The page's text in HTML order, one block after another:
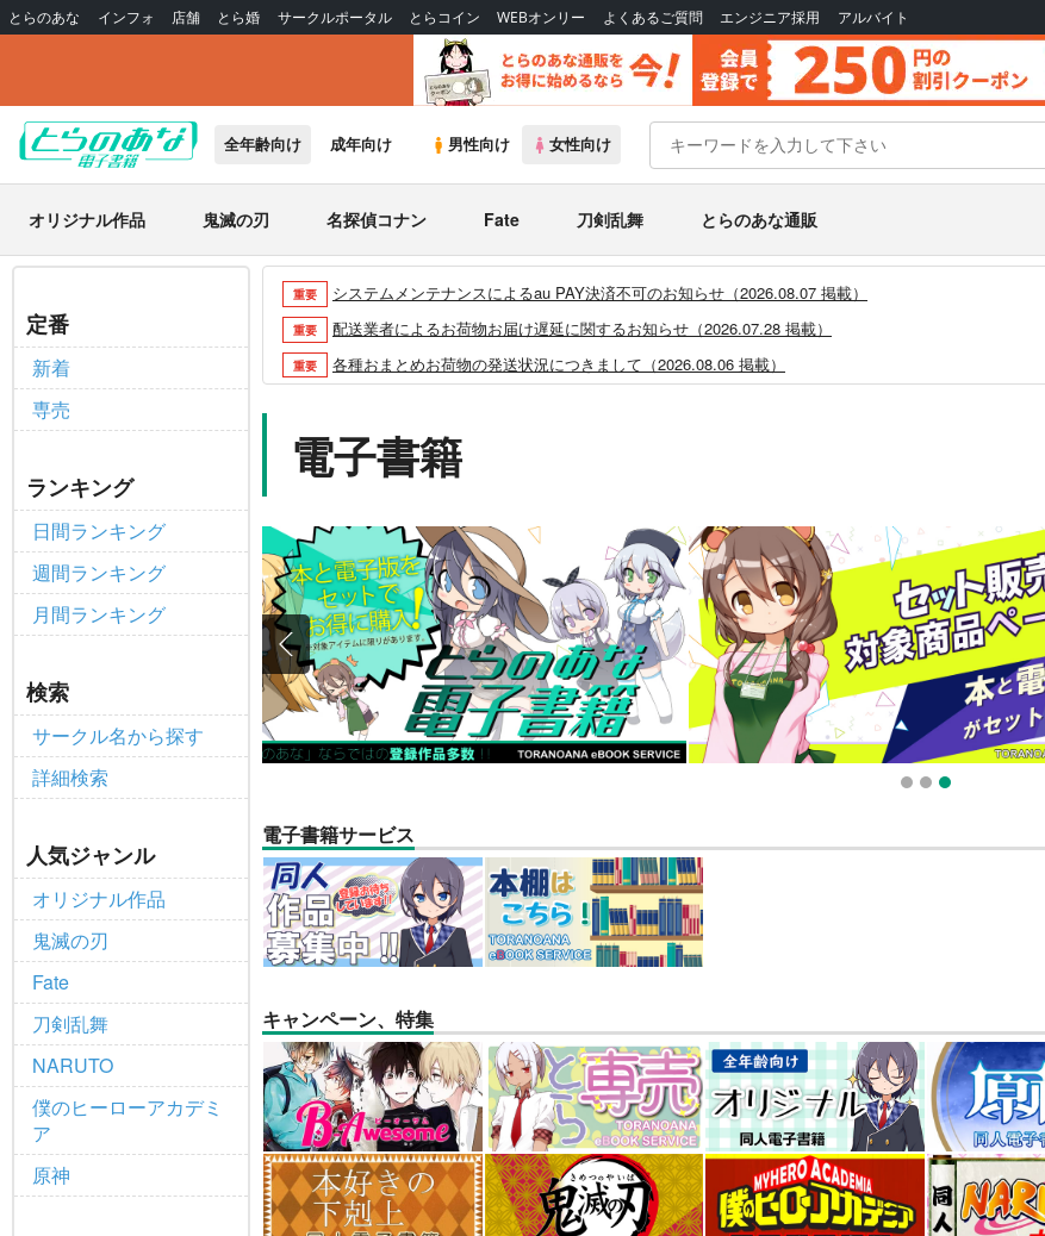
とらのあな インフォ 店舗 とら婚 サークルポータル とらコイン WEBオンリー よくあるご質問 エンジニア採用 アルバイト
全年齢向け 成年向け 男性向け 女性向け
オリジナル作品 鬼滅の刃 名探偵コナン Fate 刀剣乱舞 とらのあな通販
定番
新着
専売
ランキング
日間ランキング
週間ランキング
月間ランキング
検索
サークル名から探す
詳細検索
人気ジャンル
オリジナル作品
鬼滅の刃
Fate
刀剣乱舞
NARUTO
僕のヒーローアカデミ
ア
原神
重要 システムメンテナンスによるau PAY決済不可のお知らせ（2026.08.07 掲載）
重要 配送業者によるお荷物お届け遅延に関するお知らせ（2026.07.28 掲載）
重要 各種おまとめお荷物の発送状況につきまして（2026.08.06 掲載）
重要 【2026/4/1より】とらのあなプレミアム、新支払い方法＆新プラン導入のお知らせ（2026.03.09 掲載）
重要 おまとめサイクル「定期便(月2)」一般会員様の利用再開のお知らせ（2026.02.05 掲載）
重要 【2025/12/1より】「通販ポイント⇒とらコイン変換キャンペーン」終了のお知らせ（2025.11.21 掲載）
重要 個人情報保護方針の改定について（2025.09.19 更新｜2025.08.01 掲載）
重要 ポイント付与・管理体制改定のお知らせ（2024.11.20 掲載）
全てのお知らせを見る
電子書籍
1 2 3
電子書籍サービス
キャンペーン、特集